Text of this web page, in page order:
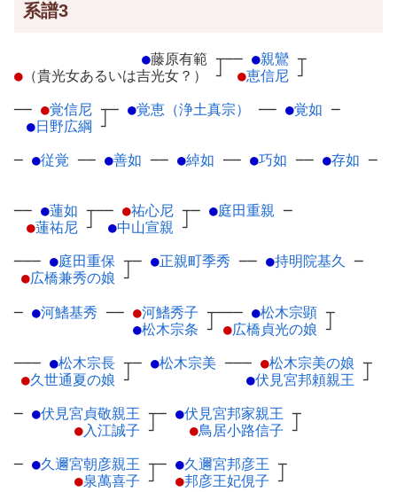
系譜3
●藤原有範 ┬
● （貴光女あるいは吉光女？） ┘
── ●親鸞 ┬
●恵信尼 ┘
── ●覚信尼 ┬
●日野広綱 ┘
─ ●覚恵（浄土真宗） ── ●覚如 ─
─ ●従覚 ── ●善如 ── ●綽如 ── ●巧如 ── ●存如 ─
── ●蓮如 ┬
●蓮祐尼 ┘
── ●祐心尼 ┬
●中山宣親 ┘
─ ●庭田重親 ─
─── ●庭田重保 ┬
●広橋兼秀の娘 ┘
─ ●正親町季秀 ── ●持明院基久 ─
─ ●河鰭基秀 ── ●河鰭秀子 ┬
●松木宗条 ┘
─── ●松木宗顕 ┬
●広橋貞光の娘 ┘
─── ●松木宗長 ┬
●久世通夏の娘 ┘
─ ●松木宗美 ─── ●松木宗美の娘 ┬
●伏見宮邦頼親王 ┘
─ ●伏見宮貞敬親王 ┬
●入江誠子 ┘
─ ●伏見宮邦家親王 ┬
●鳥居小路信子 ┘
─ ●久邇宮朝彦親王 ┬
●泉萬喜子 ┘
─ ●久邇宮邦彦王 ┬
●邦彦王妃俔子 ┘